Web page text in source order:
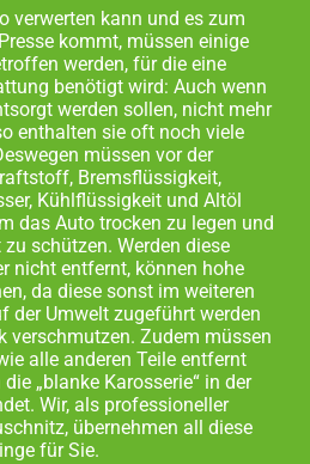
verwerten kann und es zum
kommt, müssen einige
werden, für die eine
benötigt wird: Auch wenn
werden sollen, nicht mehr
enthalten sie oft noch viele
müssen vor der
Bremsflüssigkeit,
Kühlflüssigkeit und Altöl
das Auto trocken zu legen und
schützen. Werden diese
nicht entfernt, können hohe
da diese sonst im weiteren
der Umwelt zugeführt werden
verschmutzen. Zudem müssen
alle anderen Teile entfernt
„blanke Karosserie“ in der
Wir, als professioneller
übernehmen all diese
für Sie.